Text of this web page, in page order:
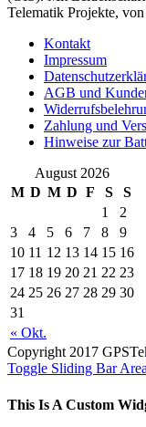
Telematik Projekte,
Kontakt
Impressum
AGB und
Zahlung und
Hinweise zur
August 2026
M D M D F S S
« Okt.
1
2
3
4 5 6 7 8
9
10 11 12 13 14 15 16
17 18 19 20 21 22 23
24 25 26 27 28 29 30
31
Copyright 2017
Toggle Sliding Bar Area
This Is A Custom